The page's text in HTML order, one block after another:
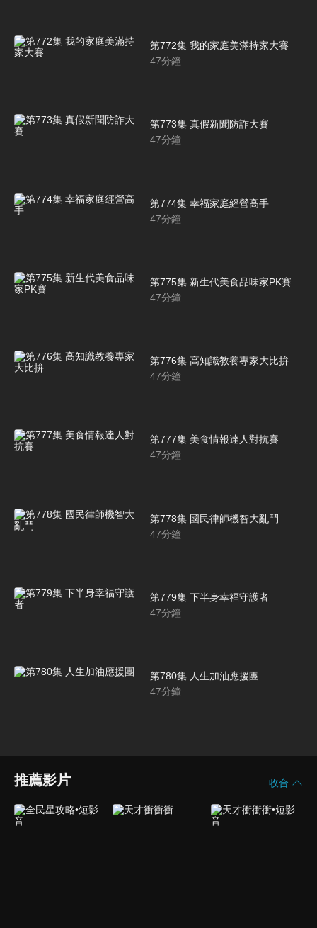
第772集 我的家庭美滿持家大賽
47分鐘
第773集 真假新聞防詐大賽
47分鐘
第774集 幸福家庭經營高手
47分鐘
第775集 新生代美食品味家PK賽
47分鐘
第776集 高知識教養專家大比拚
47分鐘
第777集 美食情報達人對抗賽
47分鐘
第778集 國民律師機智大亂鬥
47分鐘
第779集 下半身幸福守護者
47分鐘
第780集 人生加油應援團
47分鐘
推薦影片 收合